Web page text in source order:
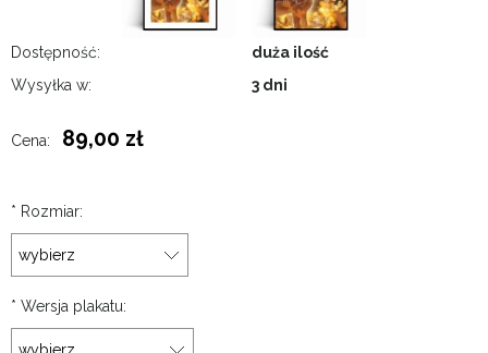
Dostępność:
duża ilość
Wysyłka w:
3 dni
Cena: 89,00 zł
* Rozmiar:
* Wersja plakatu: